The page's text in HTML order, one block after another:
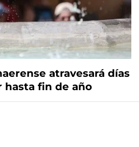
atravesará días
hasta fin de año